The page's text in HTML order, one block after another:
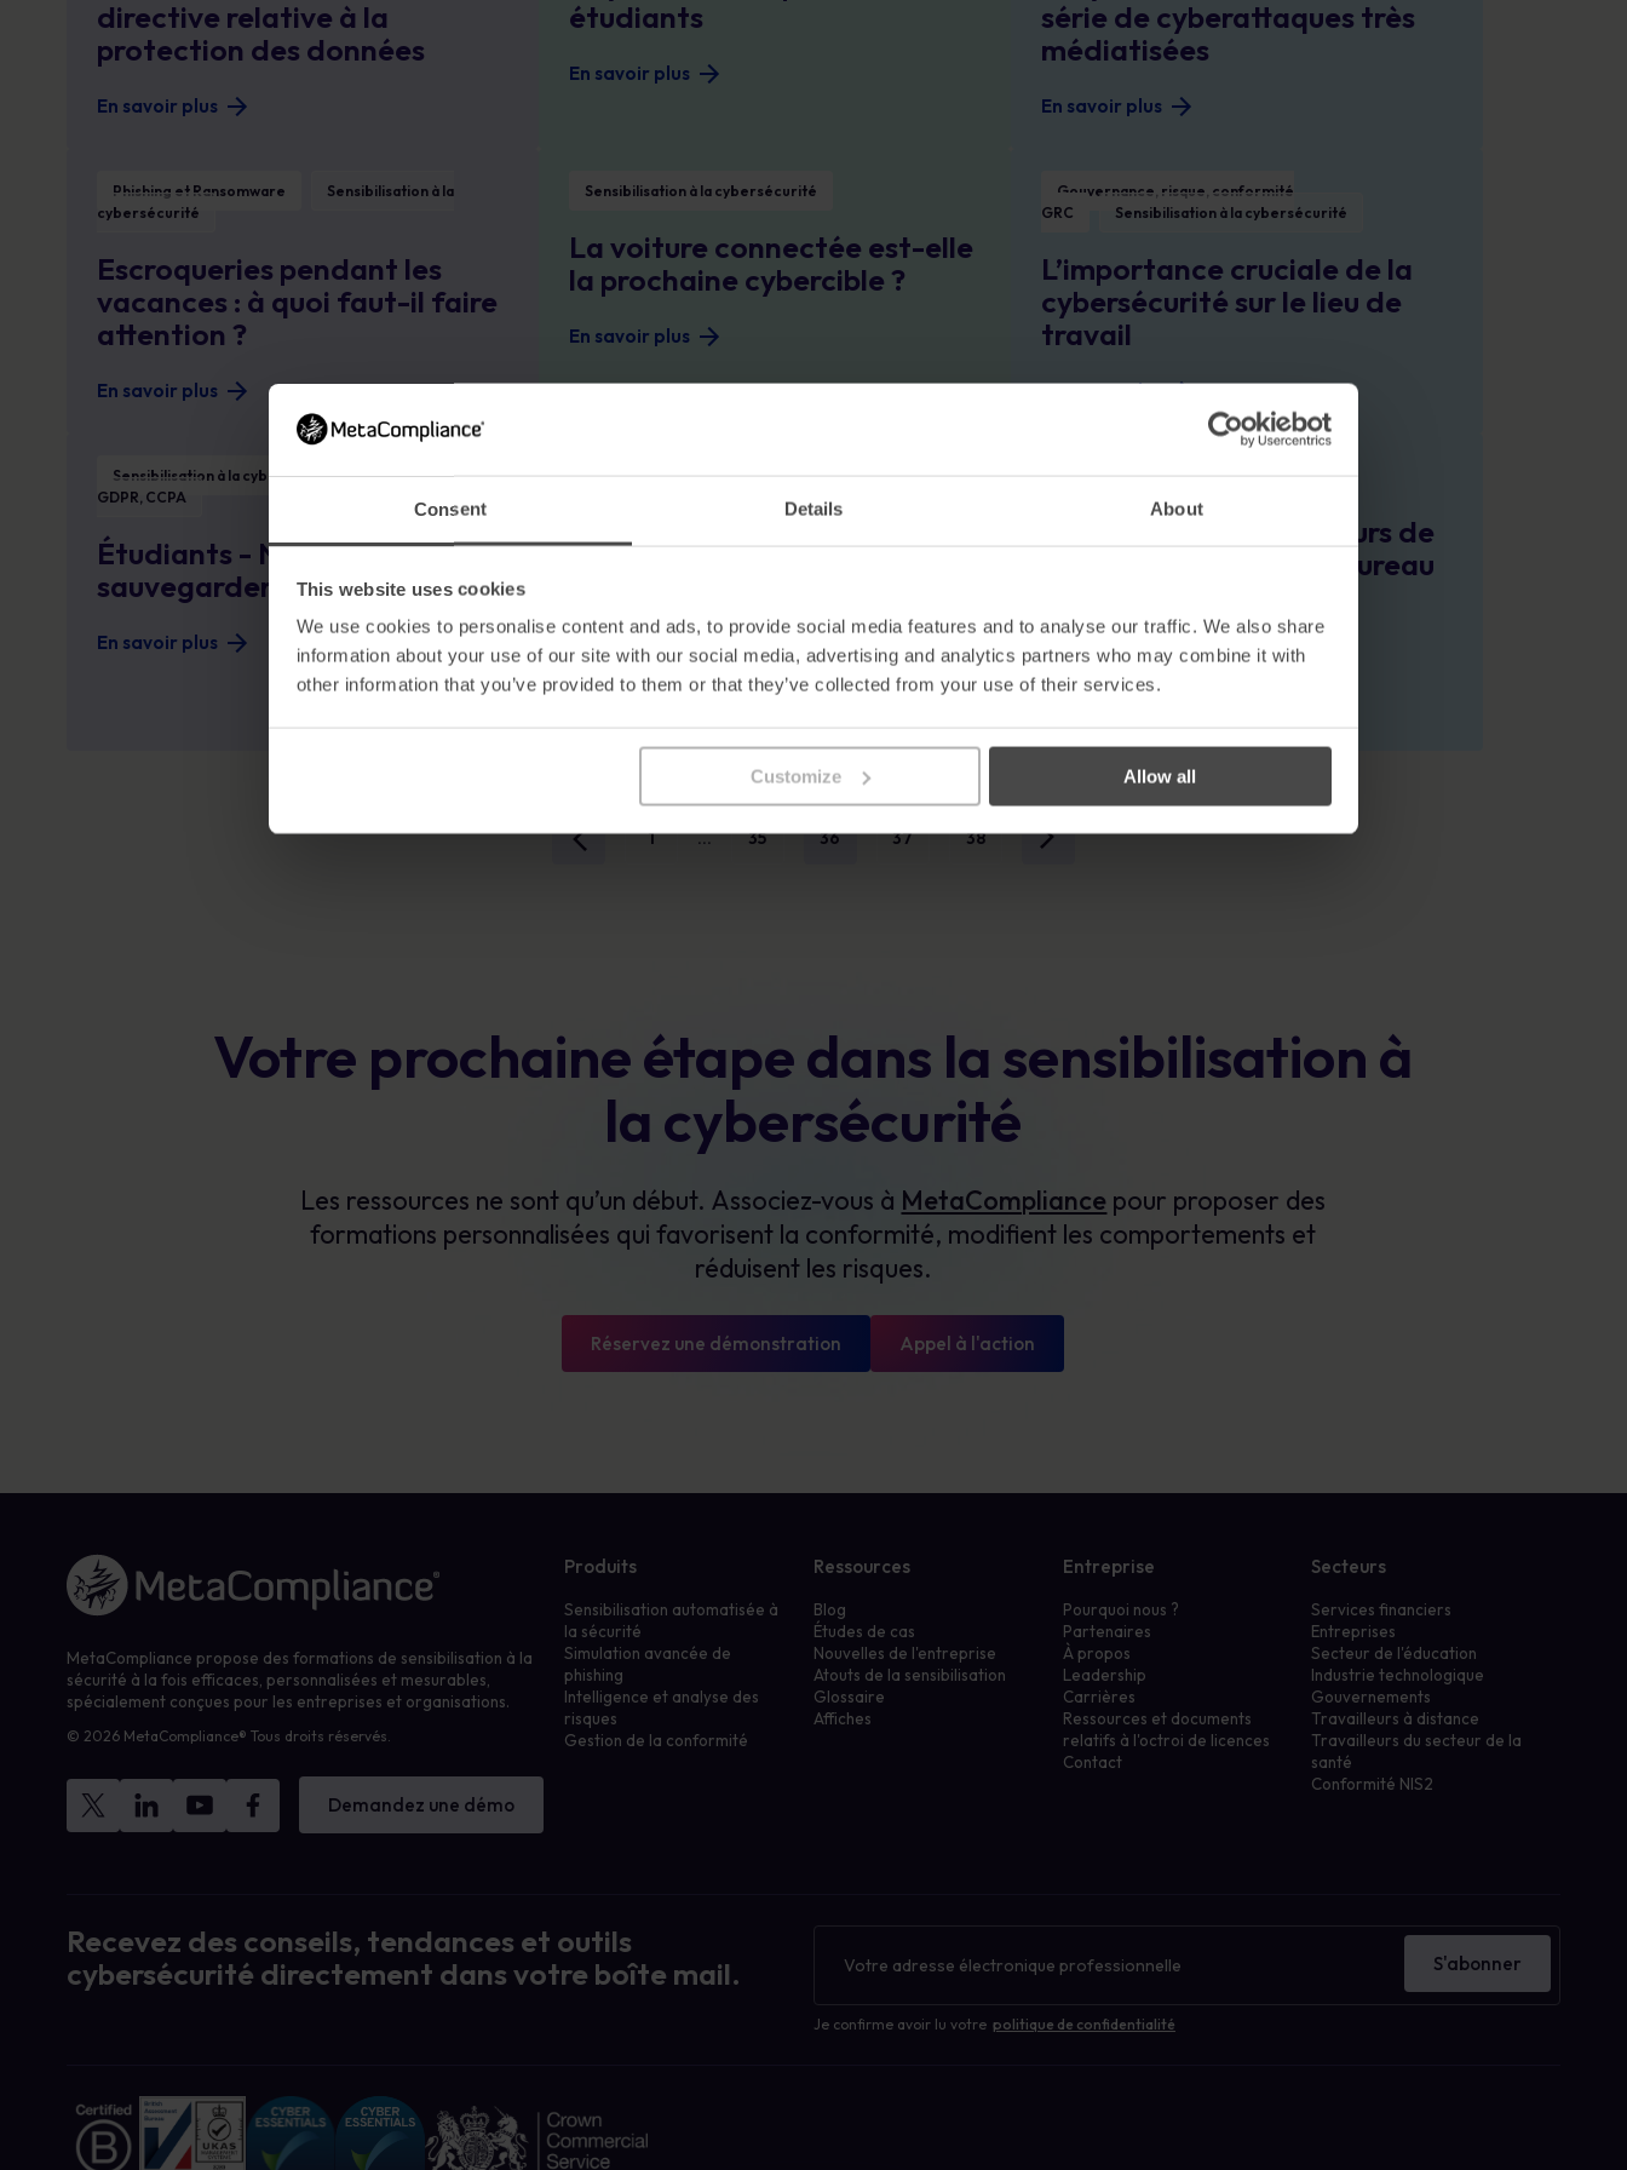
Consent Details About
This website uses cookies
We use cookies to personalise content and ads, to provide social media features and to analyse our traffic. We also share
information about your use of our site with our social media, advertising and analytics partners who may combine it with
other information that you’ve provided to them or that they’ve collected from your use of their services.
Customize Allow all
Filtrer les ressources par :
Atouts de la sensibilisation
Phishing et Ransomware
Sensibilisation à la cybersécurité
Vie privée, GDPR, CCPA
directive relative à la
protection des données
En savoir plus
étudiants
En savoir plus
série de cyberattaques très
médiatisées
En savoir plus
Phishing et Ransomware
Sensibilisation à la
cybersécurité
Escroqueries pendant les
vacances : à quoi faut-il faire
attention ?
En savoir plus
Sensibilisation à la cybersécurité
La voiture connectée est-elle
la prochaine cybercible ?
En savoir plus
Gouvernance, risque, conformité
GRC
Sensibilisation à la cybersécurité
L’importance cruciale de la
cybersécurité sur le lieu de
travail
En savoir plus
Étudiants - N’oubliez pas de sauvegarder !
Sensibilisation à la cybersécurité
Vie privée,
GDPR, CCPA
Étudiants - N’oubliez pas de
sauvegarder !
En savoir plus
Gouvernance, risque, conformité GRC
Vie privée,
6 conseils pour obtenir
prenantes à votre projet
GDPR
Les 3 plus grandes erreurs de sécurité commises au bureau
Sensibilisation à la cybersécurité
Les 3 plus grandes erreurs de
sécurité commises au bureau
En savoir plus
1 ... 35 36 37 38
Votre prochaine étape dans la sensibilisation à
la cybersécurité
Les ressources ne sont qu’un début. Associez-vous à MetaCompliance pour proposer des
formations personnalisées qui favorisent la conformité, modifient les comportements et
réduisent les risques.
Réservez une démonstration Appel à l'action
Lien vers la page d'accueil
MetaCompliance propose des formations de sensibilisation à la
sécurité à la fois efficaces, personnalisées et mesurables,
spécialement conçues pour les entreprises et organisations.
© 2026 MetaCompliance® Tous droits réservés.
Demandez une démo
Produits
Sensibilisation automatisée à
la sécurité
Simulation avancée de
phishing
Intelligence et analyse des
risques
Gestion de la conformité
Ressources
Blog
Études de cas
Nouvelles de l'entreprise
Atouts de la sensibilisation
Glossaire
Affiches
Entreprise
Pourquoi nous ?
Partenaires
À propos
Leadership
Carrières
Ressources et documents
relatifs à l'octroi de licences
Contact
Secteurs
Services financiers
Entreprises
Secteur de l'éducation
Industrie technologique
Gouvernements
Travailleurs à distance
Travailleurs du secteur de la
santé
Conformité NIS2
Recevez des conseils, tendances et outils
cybersécurité directement dans votre boîte mail.
d'information
Je confirme avoir lu votre politique de confidentialité
S'abonner